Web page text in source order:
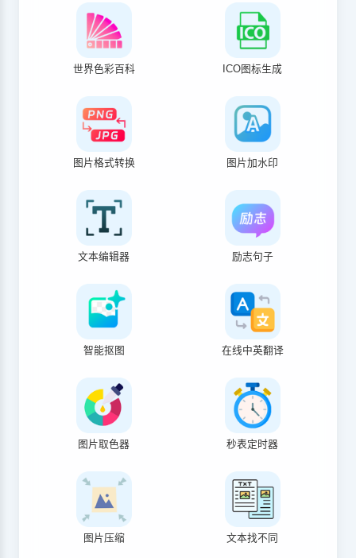
世界色彩百科 ICO图标生成
图片格式转换 图片加水印
文本编辑器 励志句子
智能抠图 在线中英翻译
图片取色器 秒表定时器
图片压缩 文本找不同